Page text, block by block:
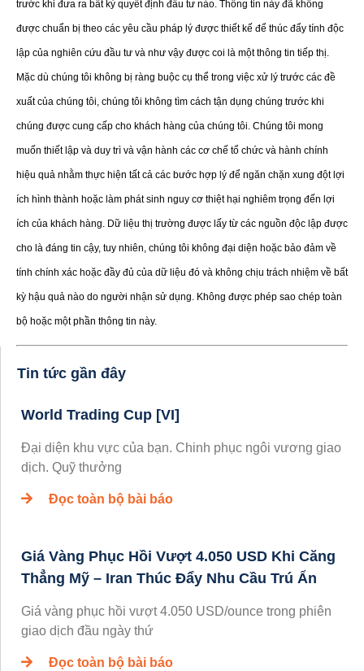
trước khi đưa ra bất kỳ quyết định đầu tư nào. Thông tin này đã không
được chuẩn bị theo các yêu cầu pháp lý được thiết kế để thúc đẩy tính độc
lập của nghiên cứu đầu tư và như vậy được coi là một thông tin tiếp thị.
Mặc dù chúng tôi không bị ràng buộc cụ thể trong việc xử lý trước các đề
xuất của chúng tôi, chúng tôi không tìm cách tận dụng chúng trước khi
chúng được cung cấp cho khách hàng của chúng tôi. Chúng tôi mong
muốn thiết lập và duy trì và vận hành các cơ chế tổ chức và hành chính
hiệu quả nhằm thực hiện tất cả các bước hợp lý để ngăn chặn xung đột lợi
ích hình thành hoặc làm phát sinh nguy cơ thiệt hại nghiêm trọng đến lợi
ích của khách hàng. Dữ liệu thị trường được lấy từ các nguồn độc lập được
cho là đáng tin cậy, tuy nhiên, chúng tôi không đại diện hoặc bảo đảm về
tính chính xác hoặc đầy đủ của dữ liệu đó và không chịu trách nhiệm về bất
kỳ hậu quả nào do người nhận sử dụng. Không được phép sao chép toàn
bộ hoặc một phần thông tin này.
Tin tức gần đây
World Trading Cup [VI]
Đại diện khu vực của bạn. Chinh phục ngôi vương giao
dịch. Quỹ thưởng
Đọc toàn bộ bài báo
Giá Vàng Phục Hồi Vượt 4.050 USD Khi Căng
Thẳng Mỹ – Iran Thúc Đẩy Nhu Cầu Trú Ẩn
Giá vàng phục hồi vượt 4.050 USD/ounce trong phiên
giao dịch đầu ngày thứ
Đọc toàn bộ bài báo